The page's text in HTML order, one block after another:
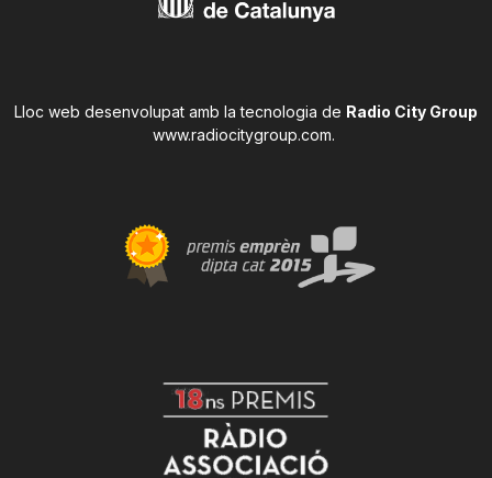
Lloc web desenvolupat amb la tecnologia de Radio City Group
www.radiocitygroup.com.